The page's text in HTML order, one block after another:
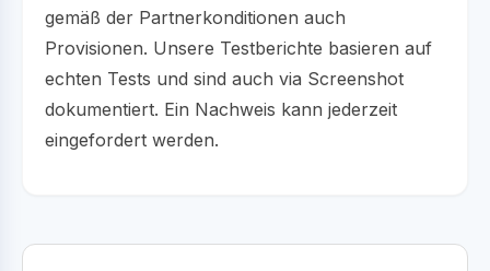
gemäß der Partnerkonditionen auch
Provisionen. Unsere Testberichte basieren auf
echten Tests und sind auch via Screenshot
dokumentiert. Ein Nachweis kann jederzeit
eingefordert werden.